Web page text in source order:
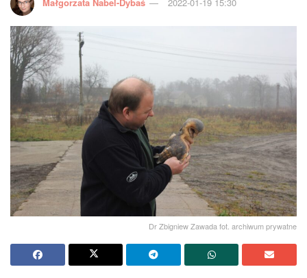
Dr Zbigniew Zawada fot. archiwum prywatne